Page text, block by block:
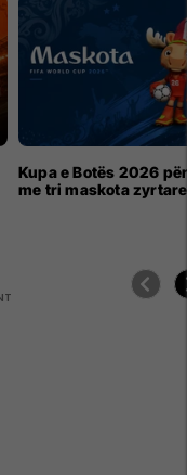
Kupa e Botës 2026
me tri maskota zyrtare